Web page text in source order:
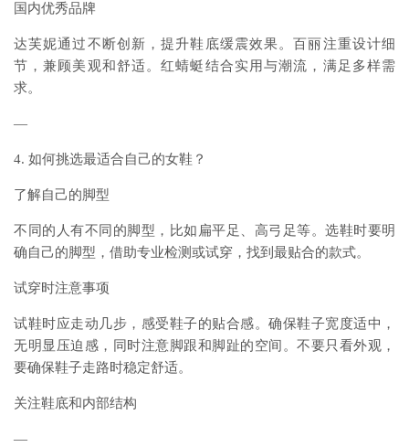
国内优秀品牌
达芙妮通过不断创新，提升鞋底缓震效果。百丽注重设计细
节，兼顾美观和舒适。红蜻蜓结合实用与潮流，满足多样需
求。
—
4. 如何挑选最适合自己的女鞋？
了解自己的脚型
不同的人有不同的脚型，比如扁平足、高弓足等。选鞋时要明
确自己的脚型，借助专业检测或试穿，找到最贴合的款式。
试穿时注意事项
试鞋时应走动几步，感受鞋子的贴合感。确保鞋子宽度适中，
无明显压迫感，同时注意脚跟和脚趾的空间。不要只看外观，
要确保鞋子走路时稳定舒适。
关注鞋底和内部结构
—